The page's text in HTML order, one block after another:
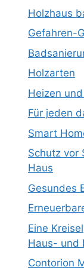
Holzhaus
Gefahren-
Holzarten
Heizen
Für jeden
Smart
Schutz vor
Haus
Gesundes
Eine
Haus- und
Contorion